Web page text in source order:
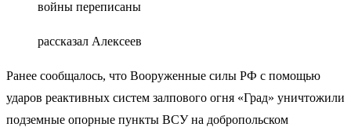
войны переписаны
рассказал Алексеев
Ранее сообщалось, что Вооруженные силы РФ с помощью
ударов реактивных систем залпового огня «Град» уничтожили
подземные опорные пункты ВСУ на добропольском